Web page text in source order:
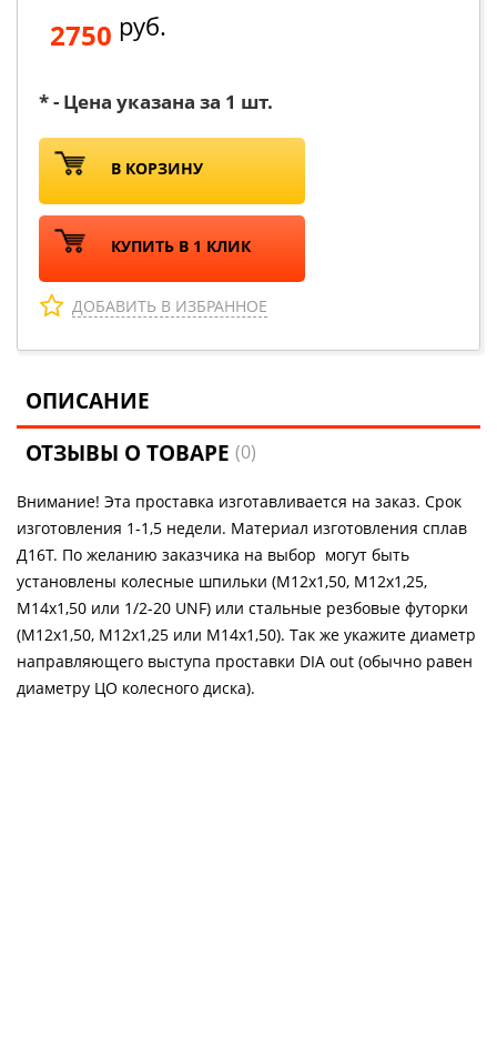
2750 руб.
* - Цена указана за 1 шт.
В КОРЗИНУ
КУПИТЬ В 1 КЛИК
ДОБАВИТЬ В ИЗБРАННОЕ
ОПИСАНИЕ
ОТЗЫВЫ О ТОВАРЕ(0)
Внимание! Эта проставка изготавливается на заказ. Срок
изготовления 1-1,5 недели. Материал изготовления сплав
Д16Т. По желанию заказчика на выбор могут быть
установлены колесные шпильки (М12х1,50, М12х1,25,
М14х1,50 или 1/2-20 UNF) или стальные резбовые футорки
(М12х1,50, М12х1,25 или М14х1,50). Так же укажите диаметр
направляющего выступа проставки DIA out (обычно равен
диаметру ЦО колесного диска).